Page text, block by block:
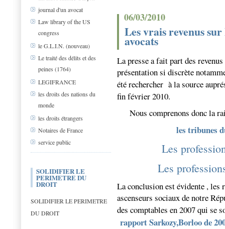
journal d'un avocat
Law library of the US
congress
le G.L.I.N. (nouveau)
Le traité des délits et des
peines (1764)
LEGIFRANCE
les droits des nations du
monde
les droits étrangers
Notaires de France
service public
SOLIDIFIER LE
PERIMETRE DU
DROIT
SOLIDIFIER LE PERIMETRE
DU DROIT
06/03/2010
Les vrais revenus
avocats
La presse a fait part des
présentation si discrète
été rechercher à la source
fin février 2010.
Nous comprenons donc la
les tribunes
Les
Les
La conclusion est évidente , les
ascenseurs sociaux de notre
des comptables en 2007 qui se
rapport Sarkozy,Borloo de